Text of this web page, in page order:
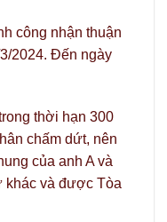
công nhận thuận
2024. Đến ngày
thời hạn 300
chấm dứt, nên
của anh A và
khác và được Tòa